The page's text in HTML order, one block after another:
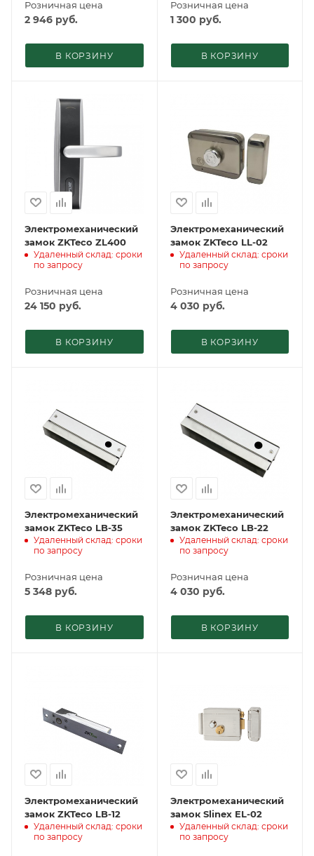
Розничная цена
2 946 руб.
В КОРЗИНУ
Розничная цена
1 300 руб.
В КОРЗИНУ
Электромеханический
замок ZKTeco ZL400
Удаленный склад: сроки
по запросу
Розничная цена
24 150 руб.
В КОРЗИНУ
Электромеханический
замок ZKTeco LL-02
Удаленный склад: сроки
по запросу
Розничная цена
4 030 руб.
В КОРЗИНУ
Электромеханический
замок ZKTeco LB-35
Удаленный склад: сроки
по запросу
Розничная цена
5 348 руб.
В КОРЗИНУ
Электромеханический
замок ZKTeco LB-22
Удаленный склад: сроки
по запросу
Розничная цена
4 030 руб.
В КОРЗИНУ
Электромеханический
замок ZKTeco LB-12
Удаленный склад: сроки
по запросу
Электромеханический
замок Slinex EL-02
Удаленный склад: сроки
по запросу